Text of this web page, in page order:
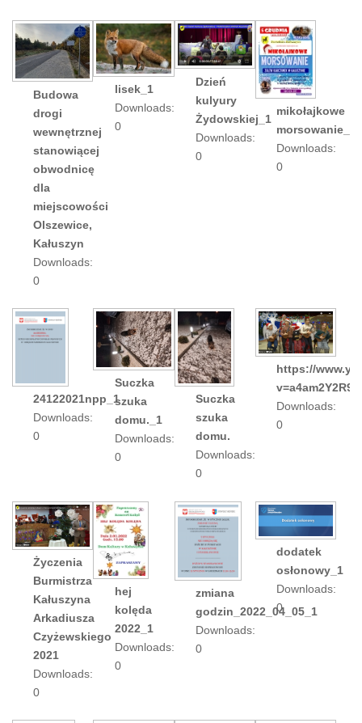
Budowa
drogi
wewnętrznej
stanowiącej
obwodnicę
dla
miejscowości
Olszewice,
Kałuszyn
Downloads:
0
lisek_1
Downloads:
0
Dzień
kulyury
Żydowskiej_1
Downloads:
0
mikołajkowe
morsowanie_1
Downloads:
0
24122021npp_1
Downloads:
0
Suczka
szuka
domu._1
Downloads:
0
Suczka
szuka
domu.
Downloads:
0
https://
Downloads:
0
Życzenia
Burmistrza
Kałuszyna
Arkadiusza
Czyżewskiego
2021
Downloads:
0
hej
kolęda
2022_1
Downloads:
0
zmiana
godzin_2022_04_05_1
Downloads:
0
dodatek
osłonowy_1
Downloads:
0